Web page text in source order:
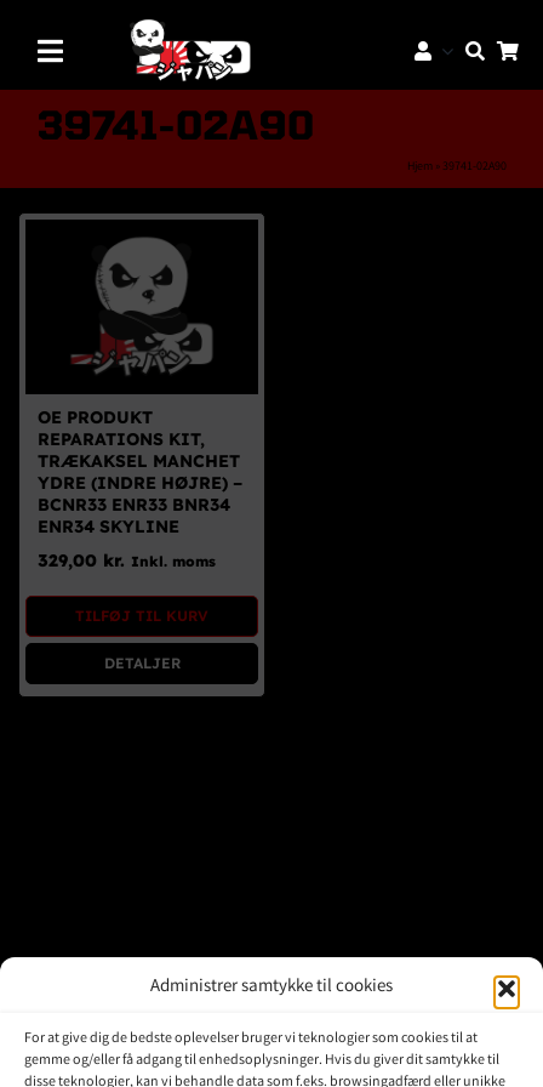
Administrer samtykke til cookies
For at give dig de bedste oplevelser bruger vi teknologier som cookies til at
gemme og/eller få adgang til enhedsoplysninger. Hvis du giver dit samtykke til
disse teknologier, kan vi behandle data som f.eks. browsingadfærd eller unikke
contentToggle
Navigation
Reservedele
Servicedele
K-Truck Dele
Bilpleje
Tilbud
Brugte Dele
Kontakt Os
39741-02A90
Hjem »39741-02A90
OE PRODUKT
REPARATIONS KIT,
TRÆKAKSEL MANCHET
YDRE (INDRE HØJRE) –
BCNR33 ENR33 BNR34
ENR34 SKYLINE
329,00 kr. Inkl. moms
TILFØJ TIL KURV
DETALJER